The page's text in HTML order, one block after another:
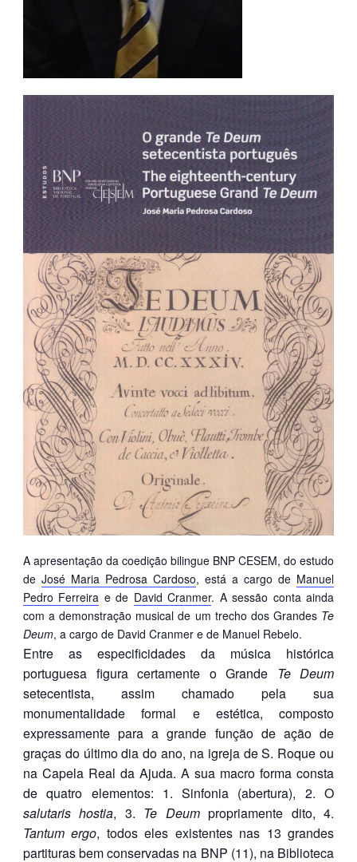
A apresentação da coedição bilingue BNP CESEM, do estudo
de José Maria Pedrosa Cardoso, está a cargo de Manuel
Pedro Ferreira e de David Cranmer. A sessão conta ainda
com a demonstração musical de um trecho dos Grandes Te
Deum, a cargo de David Cranmer e de Manuel Rebelo.
Entre as especificidades da música histórica
portuguesa figura certamente o Grande Te Deum
setecentista, assim chamado pela sua
monumentalidade formal e estética, composto
expressamente para a grande função de ação de
graças do último dia do ano, na igreja de S. Roque ou
na Capela Real da Ajuda. A sua macro forma consta
de quatro elementos: 1. Sinfonia (abertura), 2. O
salutaris hostia, 3. Te Deumpropriamente dito, 4.
Tantum ergo, todos eles existentes nas 13 grandes
partituras bem conservadas na BNP (11), na Biblioteca